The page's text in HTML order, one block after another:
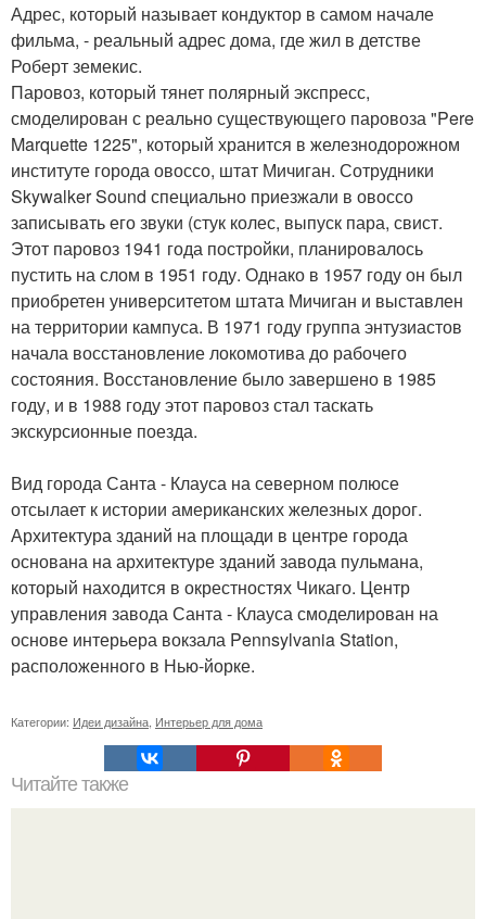
Адрес, который называет кондуктор в самом начале
фильма, - реальный адрес дома, где жил в детстве
Роберт земекис.
Паровоз, который тянет полярный экспресс,
смоделирован с реально существующего паровоза "Pere
Marquette 1225", который хранится в железнодорожном
институте города овоссо, штат Мичиган. Сотрудники
Skywalker Sound специально приезжали в овоссо
записывать его звуки (стук колес, выпуск пара, свист.
Этот паровоз 1941 года постройки, планировалось
пустить на слом в 1951 году. Однако в 1957 году он был
приобретен университетом штата Мичиган и выставлен
на территории кампуса. В 1971 году группа энтузиастов
начала восстановление локомотива до рабочего
состояния. Восстановление было завершено в 1985
году, и в 1988 году этот паровоз стал таскать
экскурсионные поезда.
Вид города Санта - Клауса на северном полюсе
отсылает к истории американских железных дорог.
Архитектура зданий на площади в центре города
основана на архитектуре зданий завода пульмана,
который находится в окрестностях Чикаго. Центр
управления завода Санта - Клауса смоделирован на
основе интерьера вокзала Pennsylvania Station,
расположенного в Нью-йорке.
Категории: Идеи дизайна Интерьер для дома
Читайте также